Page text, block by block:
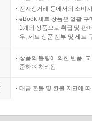
전자상거래 등에서의 소비
eBook 세트 상품은 일괄 구
1개의 상품으로 취급 및 판
우, 세트 상품 전부 및 세트
상품의 불량에 의한 반품,
준하여 처리됨
대금 환불 및 환불 지연에